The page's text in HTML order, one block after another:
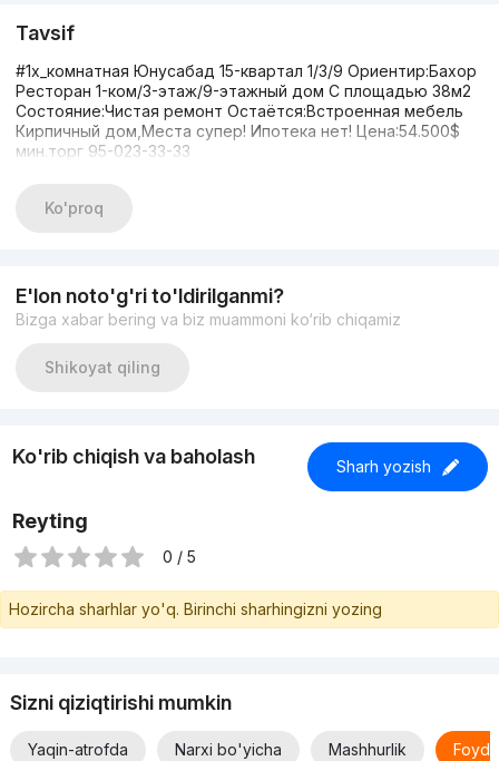
Tavsif
#1х_комнатная Юнусабад 15-квартал 1/3/9 Ориентир:Бахор
Ресторан 1-ком/3-этаж/9-этажный дом С площадью 38м2
Состояние:Чистая ремонт Остаётся:Встроенная мебель
Кирпичный дом,Места супер! Ипотека нет! Цена:54.500$
мин.торг 95-023-33-33
Ko'proq
E'lon noto'g'ri to'ldirilganmi?
Bizga xabar bering va biz muammoni ko‘rib chiqamiz
Shikoyat qiling
Ko'rib chiqish va baholash Sharh yozish
Reyting
0 / 5
Hozircha sharhlar yo'q. Birinchi sharhingizni yozing
Sizni qiziqtirishi mumkin
Yaqin-atrofda Narxi bo'yicha Mashhurlik